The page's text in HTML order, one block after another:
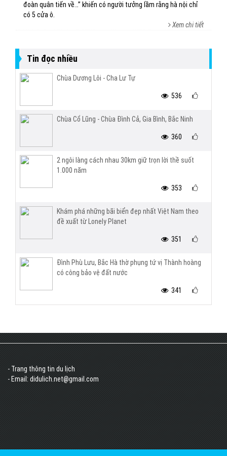
đoàn quân tiến về…” khiến có người tưởng lầm rằng hà nội chỉ
có 5 cửa ô.
Xem chi tiết
Tin đọc nhiều
Chùa Dương Lôi - Cha Lư Tự
536
Chùa Cổ Lũng - Chùa Đình Cả, Gia Bình, Bắc Ninh
360
2 ngôi làng cách nhau 30km giữ trọn lời thề suốt
1.000 năm
353
Khám phá những bãi biển đẹp nhất Việt Nam theo
đề xuất từ Lonely Planet
351
Đình Phù Lưu, Bắc Hà thờ phụng tứ vị Thành hoàng
có công bảo vệ đất nước
341
- Trang thông tin du lịch
- Email: didulich.net@gmail.com